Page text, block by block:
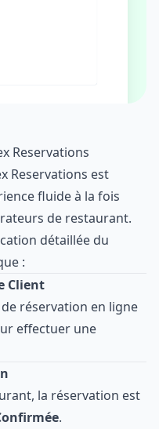
Reservations
Reservations est
fluide à la fois
de restaurant.
détaillée du
:
Client
réservation en ligne
effectuer une
la réservation est
.